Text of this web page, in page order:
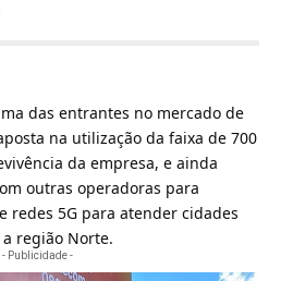
das entrantes no mercado de
na utilização da faixa de 700
da empresa, e ainda
outras operadoras para
redes 5G para atender cidades
região Norte.
- Publicidade -